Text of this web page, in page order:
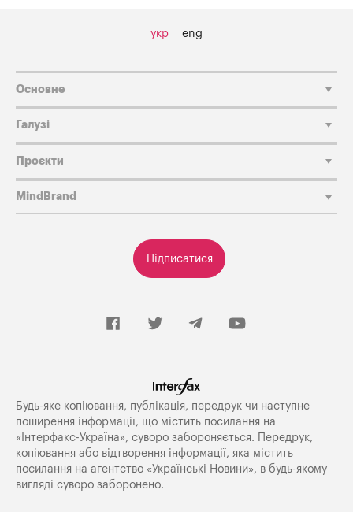
укр eng
Підписатися
Основне
Галузі
Проєкти
MindBrand
Будь-яке копiювання, публiкацiя, передрук чи наступне
поширення iнформацiї, що мiстить посилання на
«Iнтерфакс-Україна», суворо забороняється. Передрук,
копіювання або відтворення інформації, яка містить
посилання на агентство «Українські Новини», в будь-якому
вигляді суворо заборонено.